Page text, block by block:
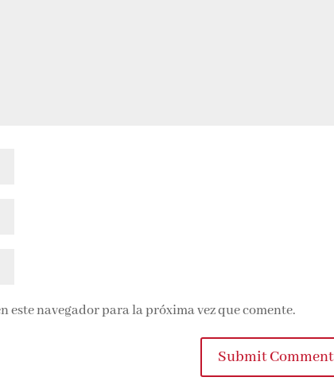
navegador para la próxima vez que comente.
Submit Comment